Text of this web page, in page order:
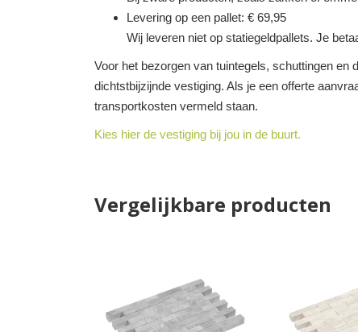
Levering op een pallet: € 69,95
Wij leveren niet op statiegeldpallets. Je
Voor het bezorgen van tuintegels, schuttingen
dichtstbijzijnde vestiging. Als je een offerte
transportkosten vermeld staan.
Kies hier de vestiging bij jou in de buurt.
Vergelijkbare producten